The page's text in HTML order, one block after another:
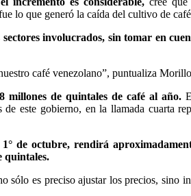
lo que generó la caída del cultivo de
involucrados, sin tomar en
café venezolano”, puntualiza
millones de quintales de café al año.
este gobierno, en la llamada cuarta
de octubre, rendirá
quintales.
sólo es preciso ajustar los precios, sino